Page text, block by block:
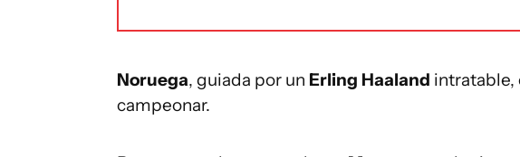
Noruega, guiada por un Erling Haaland intratable,
campeonar.